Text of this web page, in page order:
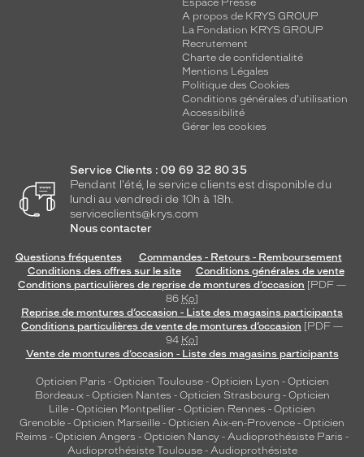
A propos de KRYS GROUP
La Fondation KRYS GROUP
Recrutement
Charte de confidentialité
Mentions Légales
Politique des Cookies
Conditions générales d'utilisation
Accessibilité
Gérer les cookies
Service Clients : 09 69 32 80 35
Pendant l'été, le service clients est disponible du
lundi au vendredi de 10h à 18h.
serviceclients@krys.com
Nous contacter
Questions fréquentes
Commandes - Retours - Remboursement
Conditions des offres sur le site
Conditions générales de vente
Conditions particulières de reprise de montures d’occasion [PDF —
86 Ko]
Reprise de montures d’occasion - Liste des magasins participants
Conditions particulières de vente de montures d’occasion [PDF —
94 Ko]
Vente de montures d’occasion - Liste des magasins participants
Opticien Paris - Opticien Toulouse- Opticien Lyon - Opticien
Bordeaux- Opticien Nantes - Opticien Strasbourg - Opticien
Lille - Opticien Montpellier - Opticien Rennes - Opticien
Grenoble - Opticien Marseille - Opticien Aix-en-Provence - Opticien
Reims - Opticien Angers - Opticien Nancy - Audioprothésiste Paris -
Audioprothésiste Toulouse- Audioprothésiste